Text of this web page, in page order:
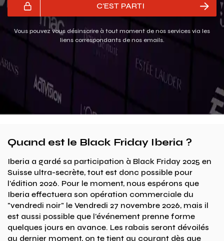
C'EST PARTI
Vous pouvez vous désinscrire à tout moment de nos services via les
liens correspondants de nos emails.
Quand est le Black Friday Iberia ?
Iberia a gardé sa participation à Black Friday 2025 en
Suisse ultra-secrète, tout est donc possible pour
l'édition 2026. Pour le moment, nous espérons que
Iberia effectuera son opération commerciale du
"vendredi noir" le Vendredi 27 novembre 2026, mais il
est aussi possible que l'événement prenne forme
quelques jours en avance. Les rabais seront dévoilés
au dernier moment, on te tient au courant dès que